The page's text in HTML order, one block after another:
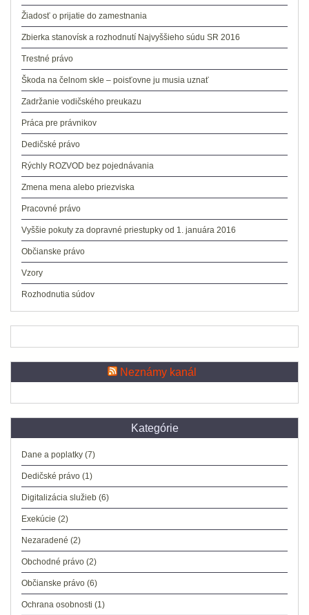
Žiadosť o prijatie do zamestnania
Zbierka stanovísk a rozhodnutí Najvyššieho súdu SR 2016
Trestné právo
Škoda na čelnom skle – poisťovne ju musia uznať
Zadržanie vodičského preukazu
Práca pre právnikov
Dedičské právo
Rýchly ROZVOD bez pojednávania
Zmena mena alebo priezviska
Pracovné právo
Vyššie pokuty za dopravné priestupky od 1. januára 2016
Občianske právo
Vzory
Rozhodnutia súdov
Neznámy kanál
Kategórie
Dane a poplatky (7)
Dedičské právo (1)
Digitalizácia služieb (6)
Exekúcie (2)
Nezaradené (2)
Obchodné právo (2)
Občianske právo (6)
Ochrana osobnosti (1)